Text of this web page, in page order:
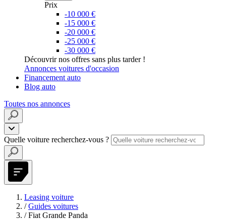
Prix
-10 000 €
-15 000 €
-20 000 €
-25 000 €
-30 000 €
Découvrir nos offres sans plus tarder !
Annonces voitures d'occasion
Financement auto
Blog auto
Toutes nos annonces
Quelle voiture recherchez-vous ?
Leasing voiture
/ Guides voitures
/ Fiat Grande Panda